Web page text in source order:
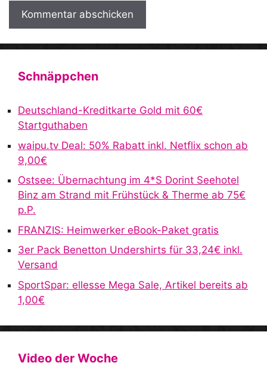
A
n
t
Schnäppchen
Deutschland-Kreditkarte Gold mit 60€
Startguthaben
waipu.tv Deal: 50% Rabatt inkl. Netflix schon ab
9,00€
Ostsee: Übernachtung im 4*S Dorint Seehotel
Binz am Strand mit Frühstück & Therme ab 75€
p.P.
FRANZIS: Heimwerker eBook-Paket gratis
3er Pack Benetton Undershirts für 33,24€ inkl.
Versand
SportSpar: ellesse Mega Sale, Artikel bereits ab
1,00€
Video der Woche